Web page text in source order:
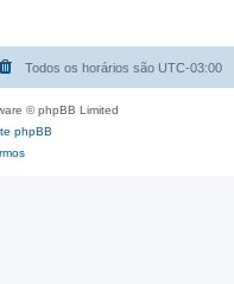
Todos os horários são UTC-03:00
© phpBB Limited
phpBB